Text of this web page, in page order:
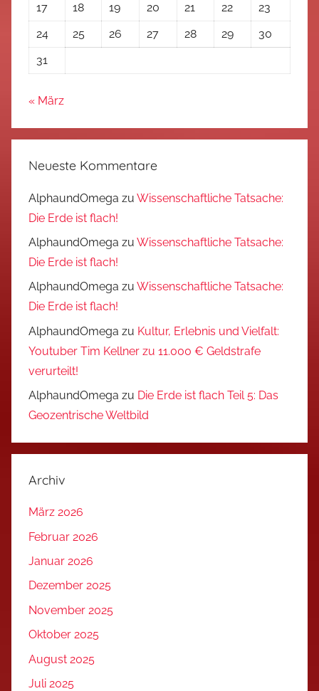
17
18 19 20 21 22
23
24
25 26 27 28 29
30
31
« März
Neueste Kommentare
AlphaundOmega zu Wissenschaftliche Tatsache:
Die Erde ist flach!
AlphaundOmega zu Wissenschaftliche Tatsache:
Die Erde ist flach!
AlphaundOmega zu Wissenschaftliche Tatsache:
Die Erde ist flach!
AlphaundOmega zu Kultur, Erlebnis und Vielfalt:
Youtuber Tim Kellner zu 11.000 € Geldstrafe
verurteilt!
AlphaundOmega zu Die Erde ist flach Teil 5: Das
Geozentrische Weltbild
Archiv
März 2026
Februar 2026
Januar 2026
Dezember 2025
November 2025
Oktober 2025
August 2025
Juli 2025